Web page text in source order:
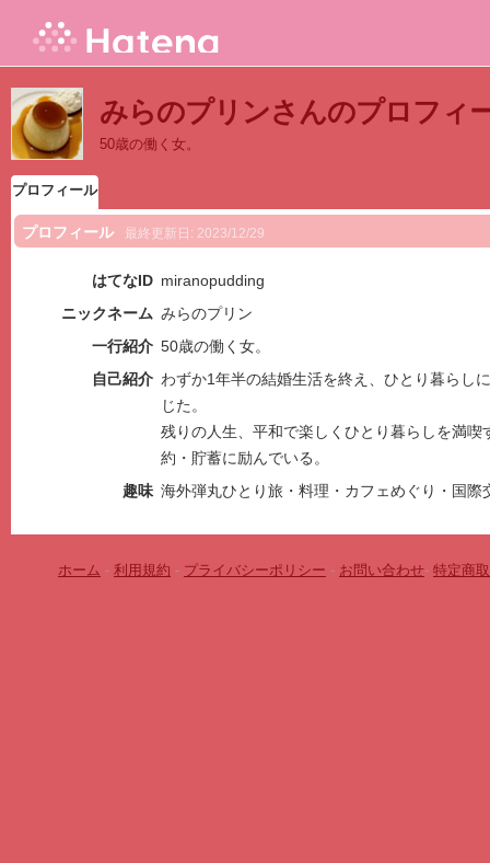
みらのプリンさんのプロフィ
50歳の働く女。
プロフィール
プロフィール 最終更新日: 2023/12/29
はてなID miranopudding
ニックネーム みらのプリン
一行紹介 50歳の働く女。
自己紹介 わずか1年半の結婚生活を終え、ひとり暮らし
じた。
残りの人生、平和で楽しくひとり暮らしを満
約・貯蓄に励んでいる。
趣味 海外弾丸ひとり旅・料理・カフェめぐり・国際
ホーム - 利用規約 - プライバシーポリシー - お問い合わせ- 特定商